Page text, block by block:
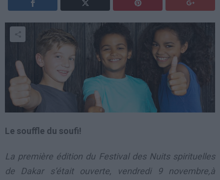
Le souffle du soufi!
La première édition du Festival des Nuits spirituelles
de Dakar s’était ouverte, vendredi 9 novembre,à